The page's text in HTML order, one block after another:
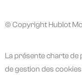
© Copyright Hublot
La présente charte
de gestion des cookies